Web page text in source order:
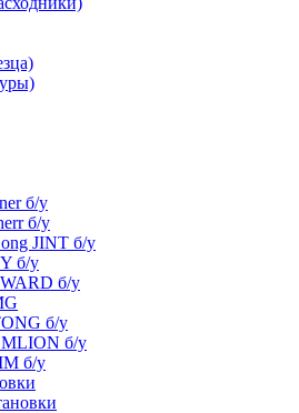
б/у
б/у
JINT б/у
б/у
б/у
б/у
б/у
б/у